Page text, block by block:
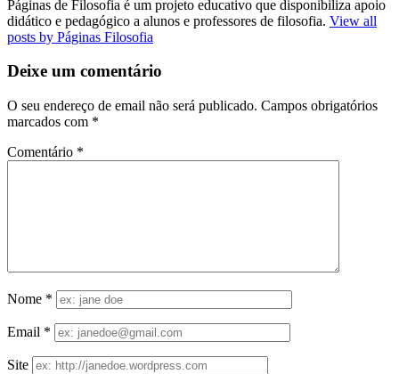
Páginas de Filosofia é um projeto educativo que disponibiliza apoio
didático e pedagógico a alunos e professores de filosofia. View all
posts by Páginas Filosofia
Deixe um comentário
O seu endereço de email não será publicado. Campos obrigatórios
marcados com *
Comentário *
Nome *
Email *
Site